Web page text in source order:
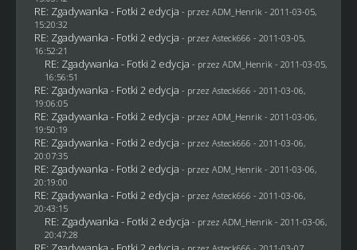
RE: Zgadywanka - Fotki 2 edycja - przez ADM_Henrik - 2011-03-05,
15:20:32
RE: Zgadywanka - Fotki 2 edycja - przez Asteck666 - 2011-03-05,
16:52:21
RE: Zgadywanka - Fotki 2 edycja - przez ADM_Henrik - 2011-03-05,
16:56:51
RE: Zgadywanka - Fotki 2 edycja - przez Asteck666 - 2011-03-06,
19:06:05
RE: Zgadywanka - Fotki 2 edycja - przez ADM_Henrik - 2011-03-06,
19:50:19
RE: Zgadywanka - Fotki 2 edycja - przez Asteck666 - 2011-03-06,
20:07:35
RE: Zgadywanka - Fotki 2 edycja - przez ADM_Henrik - 2011-03-06,
20:19:00
RE: Zgadywanka - Fotki 2 edycja - przez Asteck666 - 2011-03-06,
20:43:15
RE: Zgadywanka - Fotki 2 edycja - przez ADM_Henrik - 2011-03-06,
20:47:28